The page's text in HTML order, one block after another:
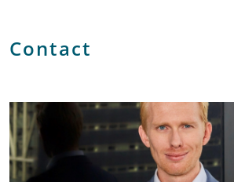
Contact